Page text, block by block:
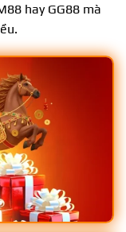
hay GG88 mà